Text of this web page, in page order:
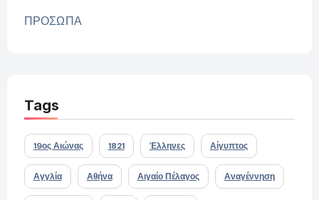
ΠΡΟΣΩΠΑ
Tags
19ος Αιώνας 1821 Έλληνες Αίγυπτος
Αγγλία Αθήνα Αιγαίο Πέλαγος Αναγέννηση